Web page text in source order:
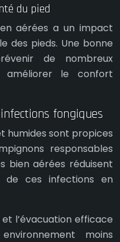
du pied
aérées a un impact
des pieds. Une bonne
de nombreux
le confort
fongiques
humides sont propices
responsables
bien aérées réduisent
de ces infections en
l’évacuation efficace
moins